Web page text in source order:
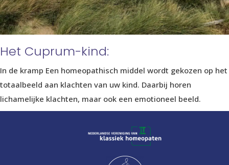
Het Cuprum-kind:
In de kramp Een homeopathisch middel wordt gekozen op het
totaalbeeld aan klachten van uw kind. Daarbij horen
lichamelijke klachten, maar ook een emotioneel beeld.